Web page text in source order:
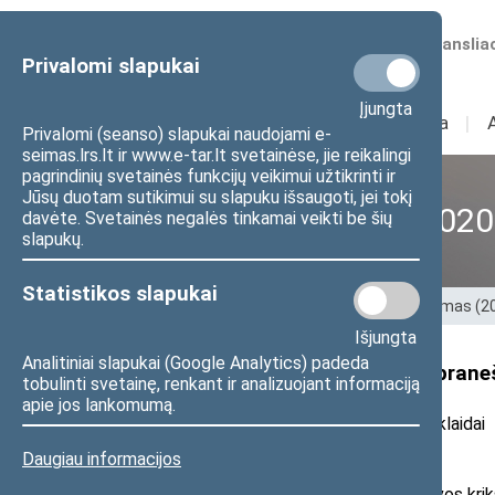
Privalomi slapukai
Įjungta
Privalomi (seanso) slapukai naudojami e-
seimas.lrs.lt ir www.e-tar.lt svetainėse, jie reikalingi
pagrindinių svetainės funkcijų veikimui užtikrinti ir
Jūsų duotam sutikimui su slapuku išsaugoti, jei tokį
davėte. Svetainės negalės tinkamai veikti be šių
slapukų.
Statistikos slapukai
Išjungta
Analitiniai slapukai (Google Analytics) padeda
tobulinti svetainę, renkant ir analizuojant informaciją
apie jos lankomumą.
Daugiau informacijos
Numatomos
Sudėtis Veikla I
XII Seimas
Pradžia>Ankstesnės kadencijos > XII Seimas
Seimo nario Manto Adomėno
2017 m. birželio 2 d. pranešimas žiniasklaidai